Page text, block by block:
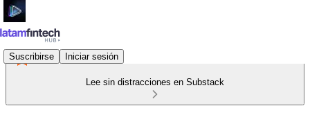
Suscribirse Iniciar sesión
Lee sin distracciones en Substack